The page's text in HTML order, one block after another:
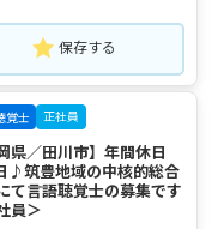
保存する
覚士 正社員
県／田川市】年間休日
♪筑豊地域の中核的総合
て言語聴覚士の募集です
員＞